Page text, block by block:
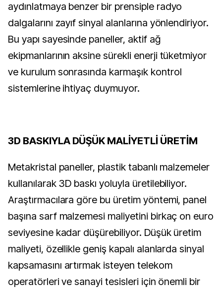
aydınlatmaya benzer bir prensiple radyo
dalgalarını zayıf sinyal alanlarına yönlendiriyor.
Bu yapı sayesinde paneller, aktif ağ
ekipmanlarının aksine sürekli enerji tüketmiyor
ve kurulum sonrasında karmaşık kontrol
sistemlerine ihtiyaç duymuyor.
3D BASKIYLA DÜŞÜK MALİYETLİ ÜRETİM
Metakristal paneller, plastik tabanlı malzemeler
kullanılarak 3D baskı yoluyla üretilebiliyor.
Araştırmacılara göre bu üretim yöntemi, panel
başına sarf malzemesi maliyetini birkaç on euro
seviyesine kadar düşürebiliyor. Düşük üretim
maliyeti, özellikle geniş kapalı alanlarda sinyal
kapsamasını artırmak isteyen telekom
operatörleri ve sanayi tesisleri için önemli bir